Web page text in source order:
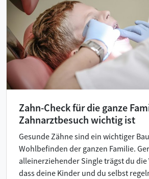
Zahn-Check für die ganze
Zahnarztbesuch wichtig ist
Gesunde Zähne sind ein wichtiger
Wohlbefinden der ganzen Familie.
alleinerziehender Single trägst du
dass deine Kinder und du selbst